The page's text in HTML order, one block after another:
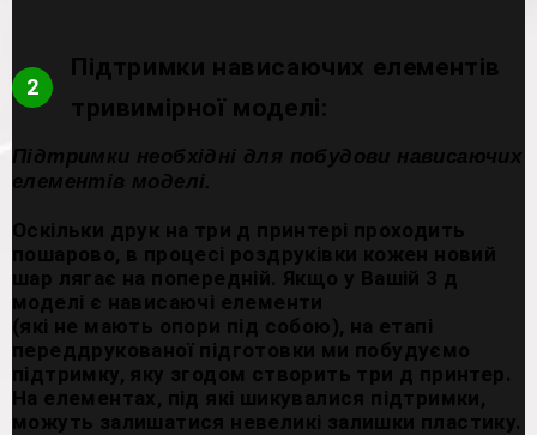
2
Підтримки нависаючих елементів
тривимірної моделі:
Підтримки необхідні для побудови нависаючих
елементів моделі.
Оскільки друк на три д принтері проходить
пошарово, в процесі роздруківки кожен новий
шар лягає на попередній. Якщо у Вашій 3 д
моделі є нависаючі елементи
(які не мають опори під собою), на етапі
переддрукованої підготовки ми побудуємо
підтримку, яку згодом створить три д принтер.
На елементах, під які шикувалися підтримки,
можуть залишатися невеликі залишки пластику.